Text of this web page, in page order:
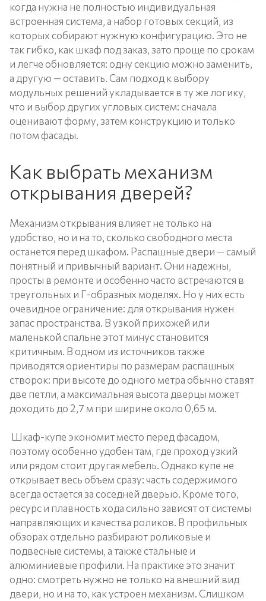
когда нужна не полностью индивидуальная
встроенная система, а набор готовых секций, из
которых собирают нужную конфигурацию. Это не
так гибко, как шкаф под заказ, зато проще по срокам
и легче обновляется: одну секцию можно заменить,
а другую — оставить. Сам подход к выбору
модульных решений укладывается в ту же логику,
что и выбор других угловых систем: сначала
оценивают форму, затем конструкцию и только
потом фасады.
Как выбрать механизм
открывания дверей?
Механизм открывания влияет не только на
удобство, но и на то, сколько свободного места
останется перед шкафом. Распашные двери — самый
понятный и привычный вариант. Они надежны,
просты в ремонте и особенно часто встречаются в
треугольных и Г-образных моделях. Но у них есть
очевидное ограничение: для открывания нужен
запас пространства. В узкой прихожей или
маленькой спальне этот минус становится
критичным. В одном из источников также
приводятся ориентиры по размерам распашных
створок: при высоте до одного метра обычно ставят
две петли, а максимальная высота дверцы может
доходить до 2,7 м при ширине около 0,65 м.
Шкаф-купе экономит место перед фасадом,
поэтому особенно удобен там, где проход узкий
или рядом стоит другая мебель. Однако купе не
открывает весь объем сразу: часть содержимого
всегда остается за соседней дверью. Кроме того,
ресурс и плавность хода сильно зависят от системы
направляющих и качества роликов. В профильных
обзорах отдельно разбирают роликовые и
подвесные системы, а также стальные и
алюминиевые профили. На практике это значит
одно: смотреть нужно не только на внешний вид
двери, но и на то, как устроен механизм. Слишком